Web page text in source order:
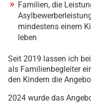
Familien, die
mindestens einem
leben
Seit 2019 lassen ich
als Familienbegleiter
den Kindern die
2024 wurde das